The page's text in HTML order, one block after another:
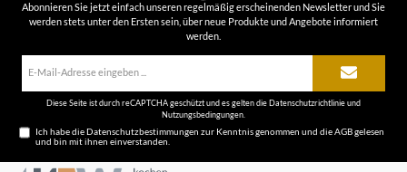
Abonnieren Sie jetzt einfach unseren regelmäßig erscheinenden Newsletter und Sie
werden stets unter den Ersten sein, über neue Produkte und Angebote informiert
werden.
Diese Seite ist durch reCAPTCHA geschützt und es gelten die Datenschutzrichtlinieund
Nutzungsbedingungen.
Ich habe dieDatenschutzbestimmungen zur Kenntnis genommen und dieAGBgelesen
und bin mit ihnen einverstanden.